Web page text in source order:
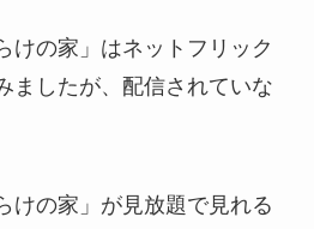
けの家」はネットフリック
ましたが、配信されていな
けの家」が見放題で見れる